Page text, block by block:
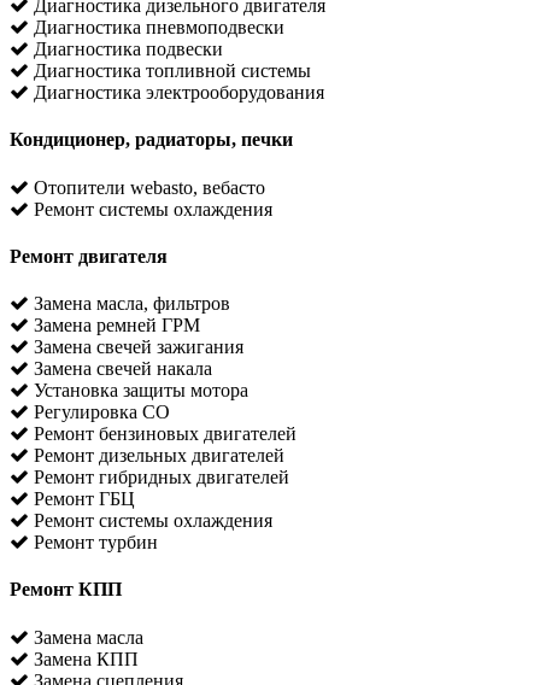
Диагностика дизельного двигателя
Диагностика пневмоподвески
Диагностика подвески
Диагностика топливной системы
Диагностика электрооборудования
Кондиционер, радиаторы, печки
Отопители webasto, вебасто
Ремонт системы охлаждения
Ремонт двигателя
Замена масла, фильтров
Замена ремней ГРМ
Замена свечей зажигания
Замена свечей накала
Установка защиты мотора
Регулировка CO
Ремонт бензиновых двигателей
Ремонт дизельных двигателей
Ремонт гибридных двигателей
Ремонт ГБЦ
Ремонт системы охлаждения
Ремонт турбин
Ремонт КПП
Замена масла
Замена КПП
Замена сцепления